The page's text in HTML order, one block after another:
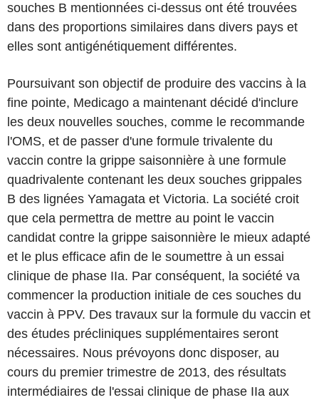
souches B mentionnées ci-dessus ont été trouvées
dans des proportions similaires dans divers pays et
elles sont antigénétiquement différentes.
Poursuivant son objectif de produire des vaccins à la
fine pointe, Medicago a maintenant décidé d'inclure
les deux nouvelles souches, comme le recommande
l'OMS, et de passer d'une formule trivalente du
vaccin contre la grippe saisonnière à une formule
quadrivalente contenant les deux souches grippales
B des lignées Yamagata et Victoria. La société croit
que cela permettra de mettre au point le vaccin
candidat contre la grippe saisonnière le mieux adapté
et le plus efficace afin de le soumettre à un essai
clinique de phase IIa. Par conséquent, la société va
commencer la production initiale de ces souches du
vaccin à PPV. Des travaux sur la formule du vaccin et
des études précliniques supplémentaires seront
nécessaires. Nous prévoyons donc disposer, au
cours du premier trimestre de 2013, des résultats
intermédiaires de l'essai clinique de phase IIa aux